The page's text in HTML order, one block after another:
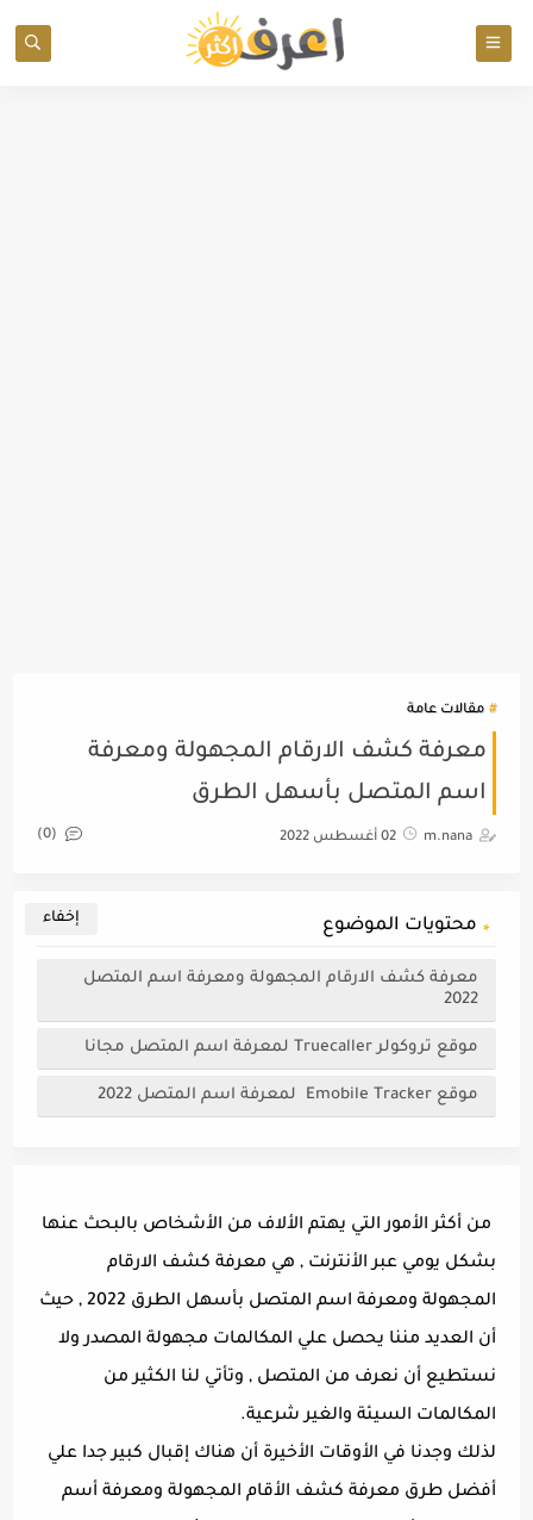
مقالات عامة
معرفة كشف الارقام المجهولة ومعرفة
اسم المتصل بأسهل الطرق
m.nana 02 أغسطس 2022 (0)
محتويات الموضوع
معرفة كشف الارقام المجهولة ومعرفة اسم المتصل
2022
موقع تروكولر Truecaller لمعرفة اسم المتصل مجانا
موقع Emobile Tracker لمعرفة اسم المتصل 2022
من أكثر الأمور التي يهتم الألاف من الأشخاص بالبحث عنها
بشكل يومي عبر الأنترنت , هي معرفة كشف الارقام
المجهولة ومعرفة اسم المتصل بأسهل الطرق 2022 , حيث
أن العديد مننا يحصل علي المكالمات مجهولة المصدر ولا
نستطيع أن نعرف من المتصل , وتأتي لنا الكثير من
المكالمات السيئة والغير شرعية.
لذلك وجدنا في الأوقات الأخيرة أن هناك إقبال كبير جدا علي
أفضل طرق معرفة كشف الأقام المجهولة ومعرفة أسم